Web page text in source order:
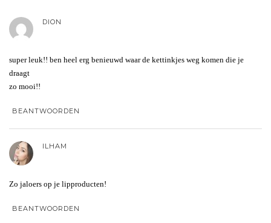
DION
super leuk!! ben heel erg benieuwd waar de kettinkjes weg komen die je
draagt
zo mooi!!
BEANTWOORDEN
ILHAM
Zo jaloers op je lipproducten!
BEANTWOORDEN